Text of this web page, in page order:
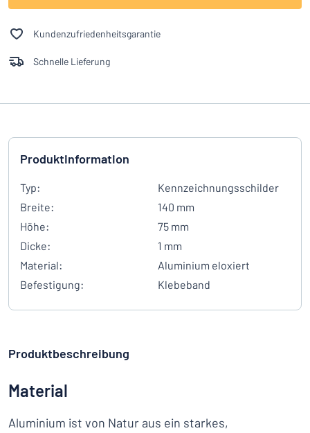
Kundenzufriedenheitsgarantie
Schnelle Lieferung
Produktinformation
Typ:
Kennzeichnungsschilder
Breite:
140 mm
Höhe:
75 mm
Dicke:
1 mm
Material:
Aluminium eloxiert
Befestigung:
Klebeband
Produktbeschreibung
Material
Aluminium ist von Natur aus ein starkes,